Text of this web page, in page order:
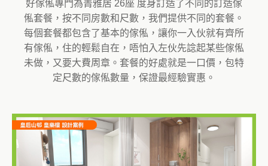
好傢俬專門為菁雅居 26座 度身訂造了不同的訂造傢
俬套餐，按不同房數和尺數，我們提供不同的套餐。
每個套餐都包含了基本的傢俬，讓你一入伙就有齊所
有傢俬，住的輕鬆自在，唔怕入左伙先諗起某些傢俬
未做，又要大費周章。套餐的好處就是一口價，包特
定尺數的傢俬數量，保證最經驗實惠。